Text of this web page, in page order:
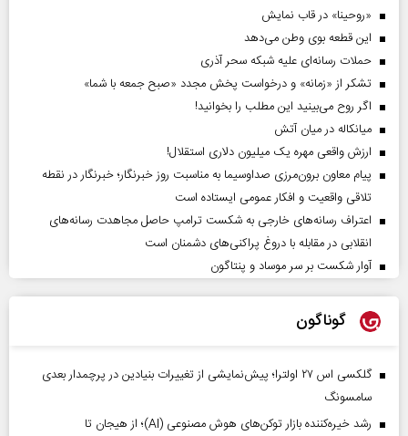
«روحینا» در قاب نمایش
این قطعه بوی وطن می‌دهد
حملات رسانه‌ای علیه شبکه سحر آذری
تشکر از «زمانه» و درخواست پخش مجدد «صبح جمعه با شما»
اگر روح می‌بینید این مطلب را بخوانید!
میانکاله در میان آتش
ارزش واقعی مهره یک میلیون دلاری استقلال!
پیام معاون برون‌مرزی صداوسیما به مناسبت روز خبرنگار؛ خبرنگار در نقطه
تلاقی واقعیت و افکار عمومی ایستاده است
اعتراف رسانه‌های خارجی به شکست ترامپ حاصل مجاهدت رسانه‌های
انقلابی در مقابله با دروغ پراکنی‌های دشمنان است
آوار شکست بر سر موساد و پنتاگون
گوناگون
گلکسی اس ۲۷ اولترا؛ پیش‌نمایشی از تغییرات بنیادین در پرچمدار بعدی
سامسونگ
رشد خیره‌کننده بازار توکن‌های هوش مصنوعی (AI)؛ از هیجان تا